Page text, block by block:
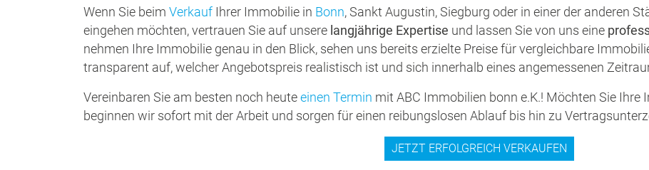
Wenn Sie beim Verkauf Ihrer Immobilie in Bonn, Sankt Augustin, Siegburg oder in einer der anderen
eingehen möchten, vertrauen Sie auf unsere langjährige Expertise und lassen Sie von uns eine
nehmen Ihre Immobilie genau in den Blick, sehen uns bereits erzielte Preise für vergleichbare
transparent auf, welcher Angebotspreis realistisch ist und sich innerhalb eines angemessenen
Vereinbaren Sie am besten noch heuteeinen Termin mit ABC Immobilien bonn e.K.! Möchten Sie
beginnen wir sofort mit der Arbeit und sorgen für einen reibungslosen Ablauf bis hin zu
JETZT ERFOLGREICH VERKAUFEN